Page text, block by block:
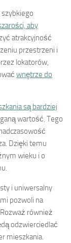
aby
atrakcyjność
przestrzeni i
lokatorów,
wnętrze do
są bardziej
wartość. Tego
Dzięki temu
wieku i o
i uniwersalny
pozwoli na
również
odzwierciedlać
mieszkania.